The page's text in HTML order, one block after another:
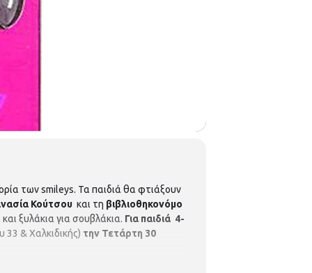
των smileys. Τα παιδιά θα φτιάξουν
Κούτσου και τη βιβλιοθηκονόμο
ξυλάκια για σουβλάκια. Για παιδιά 4-
& Χαλκιδικής) την Τετάρτη 30